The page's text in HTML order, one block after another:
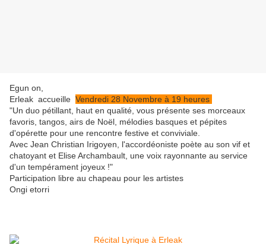
Egun on,
Erleak accueille Vendredi 28 Novembre à 19 heures
"Un duo pétillant, haut en qualité, vous présente ses morceaux
favoris, tangos, airs de Noël, mélodies basques et pépites
d'opérette pour une rencontre festive et conviviale.
Avec Jean Christian Irigoyen, l'accordéoniste poète au son vif et
chatoyant et Elise Archambault, une voix rayonnante au service
d'un tempérament joyeux !"
Participation libre au chapeau pour les artistes
Ongi etorri